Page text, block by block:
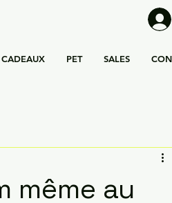
CADEAUX PET SALES
même au